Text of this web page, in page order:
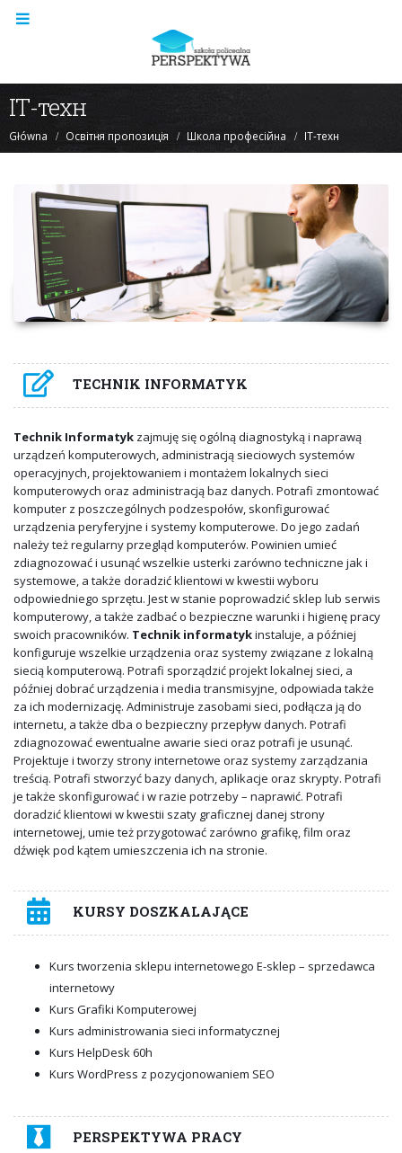
ІТ-техн
Główna Освітня пропозиція Школа професійна ІТ-техн
TECHNIK INFORMATYK
Technik Informatyk zajmuję się ogólną diagnostyką i naprawą
urządzeń komputerowych, administracją sieciowych systemów
operacyjnych, projektowaniem i montażem lokalnych sieci
komputerowych oraz administracją baz danych. Potrafi zmontować
komputer z poszczególnych podzespołów, skonfigurować
urządzenia peryferyjne i systemy komputerowe. Do jego zadań
należy też regularny przegląd komputerów. Powinien umieć
zdiagnozować i usunąć wszelkie usterki zarówno techniczne jak i
systemowe, a także doradzić klientowi w kwestii wyboru
odpowiedniego sprzętu. Jest w stanie poprowadzić sklep lub serwis
komputerowy, a także zadbać o bezpieczne warunki i higienę pracy
swoich pracowników. Technik informatykinstaluje, a później
konfiguruje wszelkie urządzenia oraz systemy związane z lokalną
siecią komputerową. Potrafi sporządzić projekt lokalnej sieci, a
później dobrać urządzenia i media transmisyjne, odpowiada także
za ich modernizację. Administruje zasobami sieci, podłącza ją do
internetu, a także dba o bezpieczny przepływ danych. Potrafi
zdiagnozować ewentualne awarie sieci oraz potrafi je usunąć.
Projektuje i tworzy strony internetowe oraz systemy zarządzania
treścią. Potrafi stworzyć bazy danych, aplikacje oraz skrypty. Potrafi
je także skonfigurować i w razie potrzeby – naprawić. Potrafi
doradzić klientowi w kwestii szaty graficznej danej strony
internetowej, umie też przygotować zarówno grafikę, film oraz
dźwięk pod kątem umieszczenia ich na stronie.
KURSY DOSZKALAJĄCE
Kurs tworzenia sklepu internetowego E-sklep – sprzedawca
internetowy
Kurs Grafiki Komputerowej
Kurs administrowania sieci informatycznej
Kurs HelpDesk 60h
Kurs WordPress z pozycjonowaniem SEO
PERSPEKTYWA PRACY